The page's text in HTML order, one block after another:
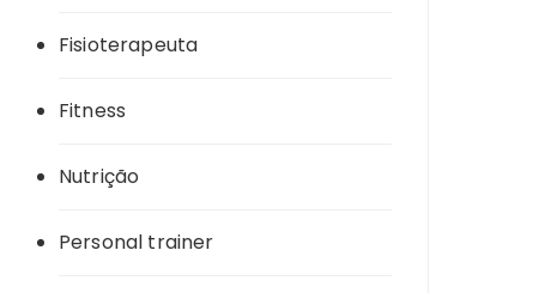
Fisioterapeuta
Fitness
Nutrição
Personal trainer